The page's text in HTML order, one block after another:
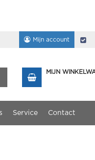
Mijn account
MIJN
Service Contact